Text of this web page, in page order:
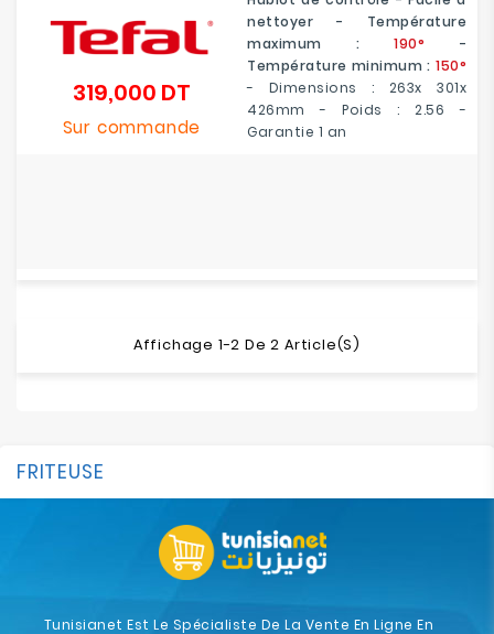
nettoyer - Température
maximum :190° -
Température minimum : 150°
- Dimensions : 263x 301x
426mm - Poids : 2.56 -
Garantie 1 an
319,000 DT
Sur commande
Affichage 1-2 De 2 Article(s)
FRITEUSE
Tunisianet Est Le Spécialiste De La Vente En Ligne En